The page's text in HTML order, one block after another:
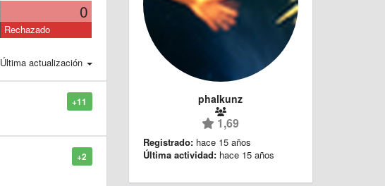
0
Rechazado
Última actualización
+11
+2
phalkunz
1,69
Registrado: hace 15 años
Última actividad: hace 15 años